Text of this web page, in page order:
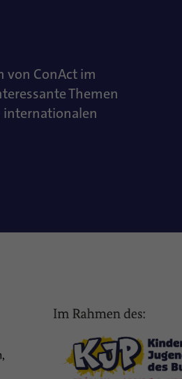
von ConAct im
Themen
internationalen